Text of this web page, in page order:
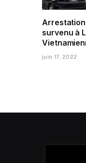
survenu à
juin 17, 2022